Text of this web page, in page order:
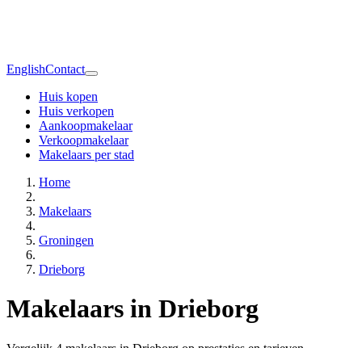
EnglishContact
Huis kopen
Huis verkopen
Aankoopmakelaar
Verkoopmakelaar
Makelaars per stad
Home
Makelaars
Groningen
Drieborg
Makelaars in Drieborg